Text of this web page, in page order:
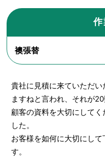
襖張替
貴社に見積に来ていただ
ますねと言われ、それが
顧客の資料を大切にして
した。
お客様を如何に大切にし
す。